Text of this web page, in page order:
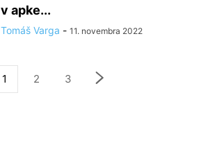
v apke...
Tomáš Varga - 11. novembra 2022
1 2 3